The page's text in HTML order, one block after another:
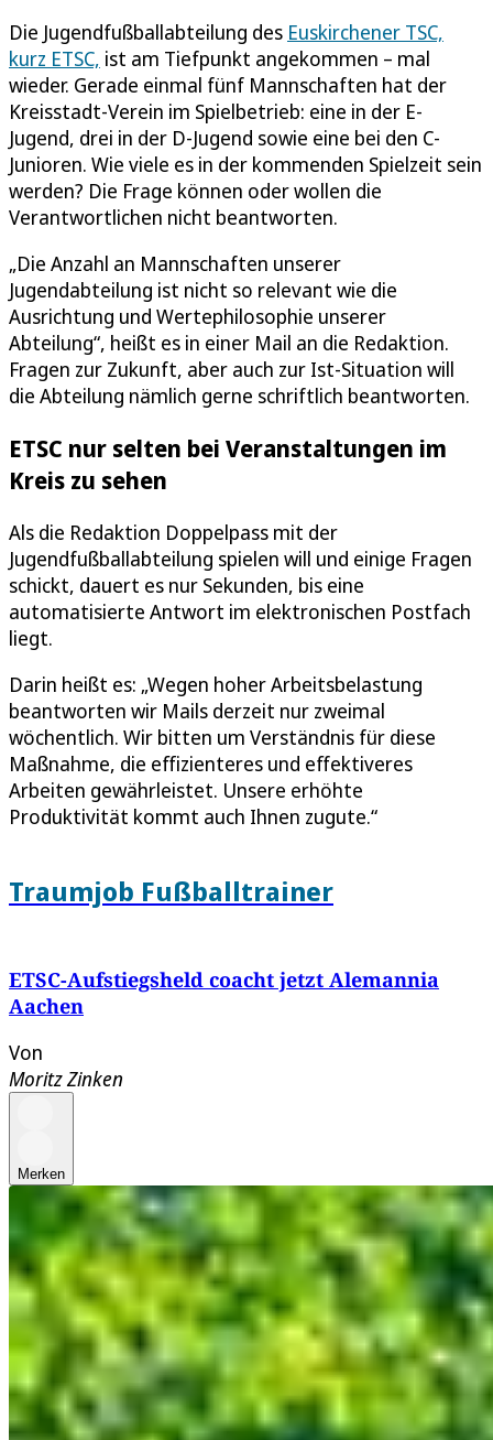
Die Jugendfußballabteilung des Euskirchener TSC,
kurz ETSC, ist am Tiefpunkt angekommen – mal
wieder. Gerade einmal fünf Mannschaften hat der
Kreisstadt-Verein im Spielbetrieb: eine in der E-
Jugend, drei in der D-Jugend sowie eine bei den C-
Junioren. Wie viele es in der kommenden Spielzeit sein
werden? Die Frage können oder wollen die
Verantwortlichen nicht beantworten.
„Die Anzahl an Mannschaften unserer
Jugendabteilung ist nicht so relevant wie die
Ausrichtung und Wertephilosophie unserer
Abteilung“, heißt es in einer Mail an die Redaktion.
Fragen zur Zukunft, aber auch zur Ist-Situation will
die Abteilung nämlich gerne schriftlich beantworten.
ETSC nur selten bei Veranstaltungen im
Kreis zu sehen
Als die Redaktion Doppelpass mit der
Jugendfußballabteilung spielen will und einige Fragen
schickt, dauert es nur Sekunden, bis eine
automatisierte Antwort im elektronischen Postfach
liegt.
Darin heißt es: „Wegen hoher Arbeitsbelastung
beantworten wir Mails derzeit nur zweimal
wöchentlich. Wir bitten um Verständnis für diese
Maßnahme, die effizienteres und effektiveres
Arbeiten gewährleistet. Unsere erhöhte
Produktivität kommt auch Ihnen zugute.“
Traumjob Fußballtrainer
ETSC-Aufstiegsheld coacht jetzt Alemannia
Aachen
Von
Moritz Zinken
Merken